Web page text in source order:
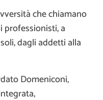
che chiamano
professionisti, a
dagli addetti alla
Domeniconi,